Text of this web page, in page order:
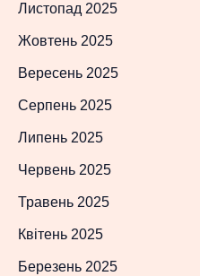
Листопад 2025
Жовтень 2025
Вересень 2025
Серпень 2025
Липень 2025
Червень 2025
Травень 2025
Квітень 2025
Березень 2025